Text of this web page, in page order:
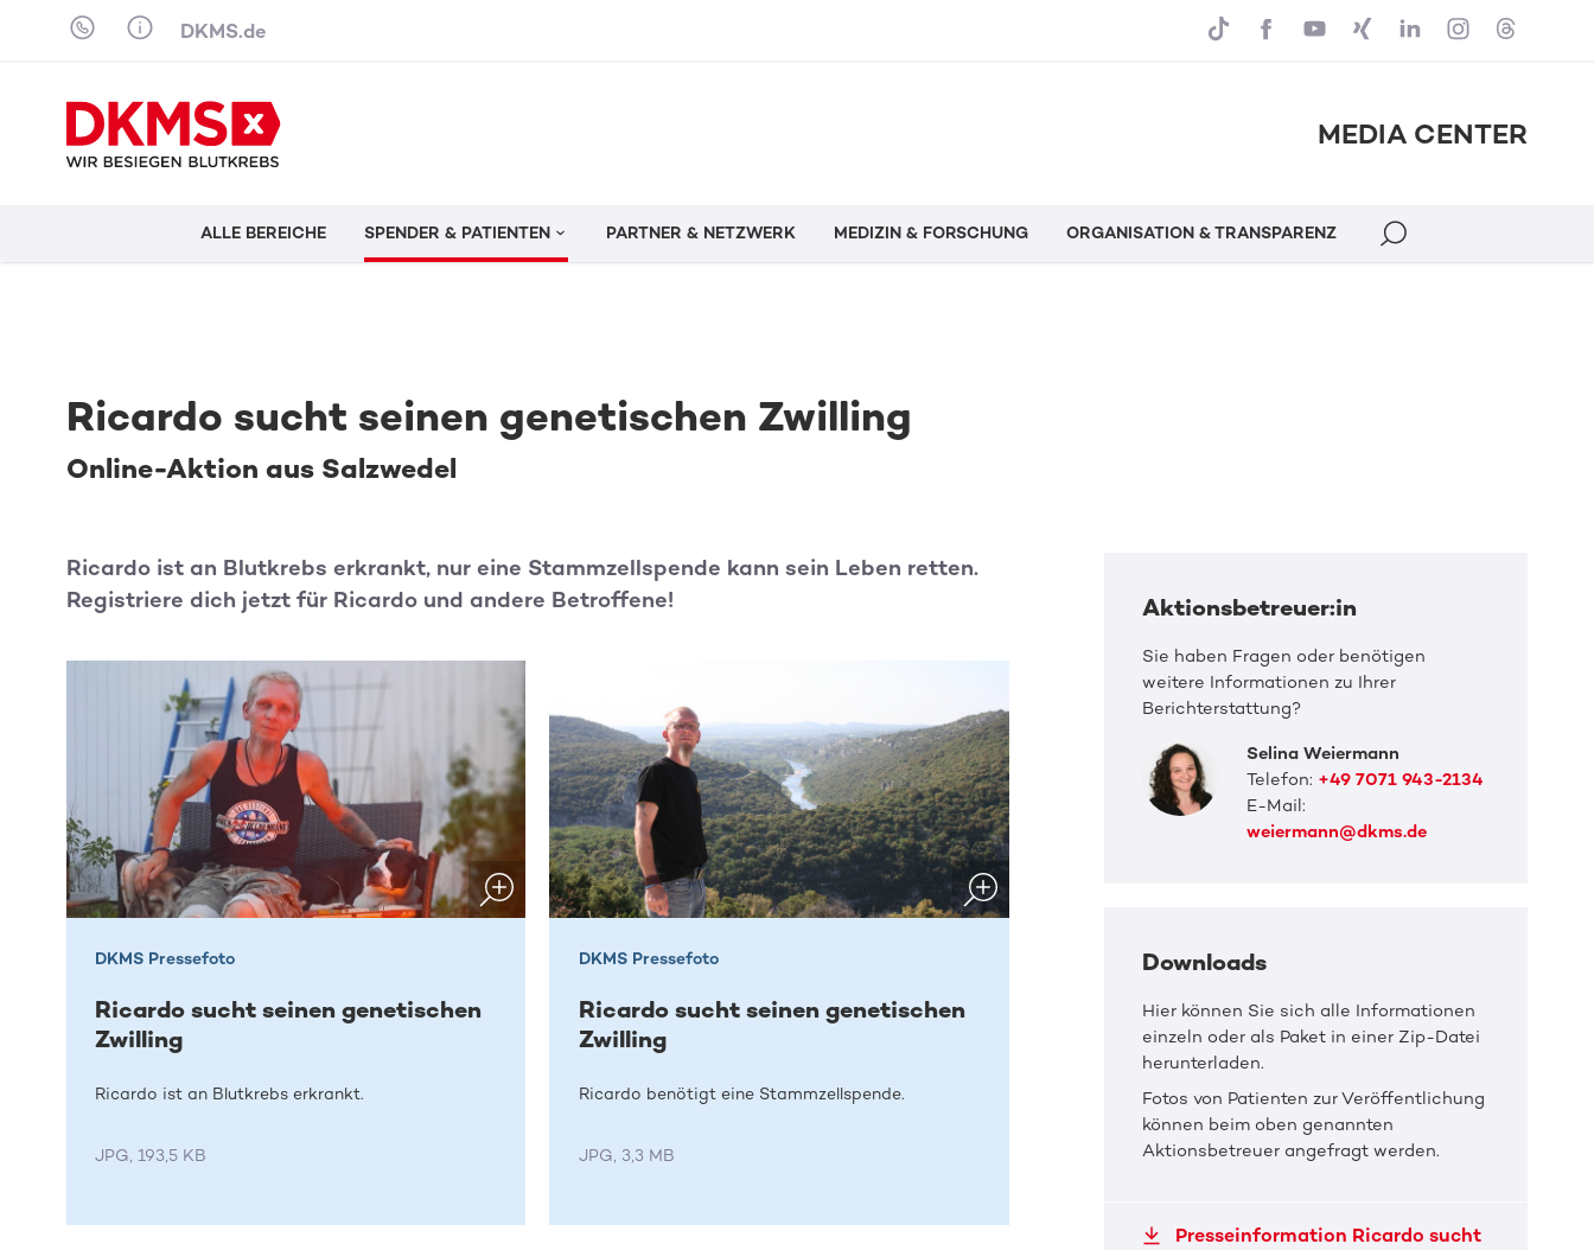
Skip to content
DKMS.de
MEDIA CENTER
ALLE BEREICHE SPENDER & PATIENTEN PARTNER & NETZWERK MEDIZIN & FORSCHUNG ORGANISATION & TRANSPARENZ
Ricardo sucht seinen genetischen Zwilling
Online-Aktion aus Salzwedel
Ricardo ist an Blutkrebs erkrankt, nur eine Stammzellspende kann sein Leben retten.
Registriere dich jetzt für Ricardo und andere Betroffene!
DKMS Pressefoto
Ricardo sucht seinen genetischen
Zwilling
Ricardo ist an Blutkrebs erkrankt.
JPG, 193,5 KB
DKMS Pressefoto
Ricardo sucht seinen genetischen
Zwilling
Ricardo benötigt eine Stammzellspende.
JPG, 3,3 MB
DKMS Pressefoto
Ricardo sucht seinen genetischen
Zwilling
Ricardo mit Lebensgefährtin Julia.
JPG, 2,4 MB
Aktionsbetreuer:in
Sie haben Fragen oder benötigen
weitere Informationen zu Ihrer
Berichterstattung?
Selina Weiermann
Telefon: +49 7071 943-2134
E-Mail:
weiermann@dkms.de
Downloads
Hier können Sie sich alle Informationen
einzeln oder als Paket in einer Zip-Datei
herunterladen.
Fotos von Patienten zur Veröffentlichung
können beim oben genannten
Aktionsbetreuer angefragt werden.
Presseinformation Ricardo sucht